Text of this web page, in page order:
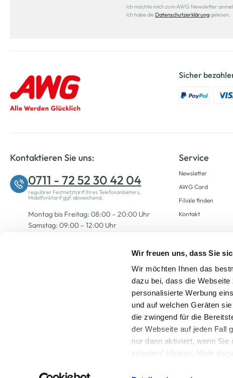
Wir freuen uns, dass Sie
Wir möchten Ihnen das
dazu bei, dass die
personalisierte Werbung
und auf welchen Geräten
die zwingend für die
der Webseite auf jeden Fall
nur dann aktiviert, wenn Sie
erlauben" klicken. Mehr
Ich möchte mich zum AWG Newsletter
Ich habe die Datenschutzerklärunggelesen.
Sicher
Kontaktieren Sie uns:
0711 - 72 52 30 42 04
regulärer Festnetztarif Ihres Telefonanbieters,
Mobilfunktarif ggf. abweichend.
Montag bis Freitag: 08:00 – 20:00 Uhr
Samstag: 09:00 – 12:00 Uhr
Service
Newsletter
AWG Card
Filiale finden
Kontakt
Alle Preise inkl.